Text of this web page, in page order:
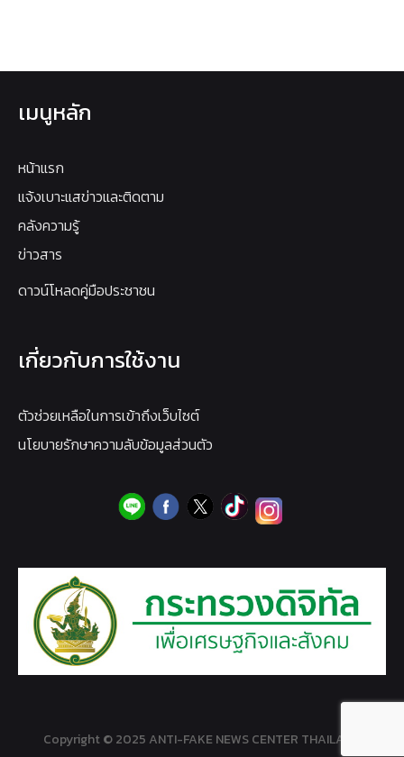
เมนูหลัก
หน้าแรก
แจ้งเบาะแสข่าวและติดตาม
คลังความรู้
ข่าวสาร
ดาวน์โหลดคู่มือประชาชน
เกี่ยวกับการใช้งาน
ตัวช่วยเหลือในการเข้าถึงเว็บไซต์
นโยบายรักษาความลับข้อมูลส่วนตัว
Copyright © 2025 ANTI-FAKE NEWS CENTER THAILAND